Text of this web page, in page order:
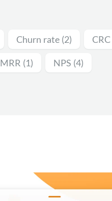
Churn rate (2) CRC
MRR (1) NPS (4)